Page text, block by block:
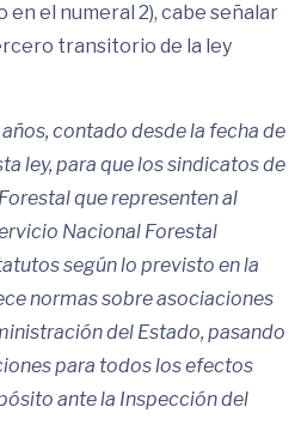
en el numeral 2), cabe señalar
transitorio de la ley
contado desde la fecha de
ley, para que los sindicatos de
que representen al
Nacional Forestal
según lo previsto en la
normas sobre asociaciones
del Estado, pasando
para todos los efectos
ante la Inspección del